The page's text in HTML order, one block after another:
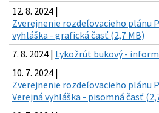
12. 8. 2024 |
Zverejnenie rozdeľovacieho plánu
vyhláška - grafická časť (2,7 MB)
7. 8. 2024 | Lykožrút bukový -
10. 7. 2024 |
Zverejnenie rozdeľovacieho plánu
Verejná vyhláška - pisomná časť